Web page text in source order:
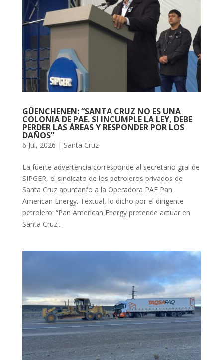
GÜENCHENEN: “SANTA CRUZ NO ES UNA
COLONIA DE PAE. SI INCUMPLE LA LEY, DEBE
PERDER LAS ÁREAS Y RESPONDER POR LOS
DAÑOS”
6 Jul, 2026 | Santa Cruz
La fuerte advertencia corresponde al secretario gral de
SIPGER, el sindicato de los petroleros privados de
Santa Cruz apuntanfo a la Operadora PAE Pan
American Energy. Textual, lo dicho por el dirigente
petrolero: “Pan American Energy pretende actuar en
Santa Cruz...